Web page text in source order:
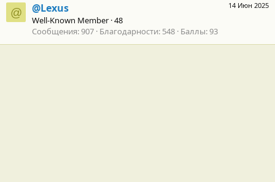
@
14 Июн 2025
@Lexus
Well-Known Member ·48
Сообщения 907 Благодарности 548 Баллы 93